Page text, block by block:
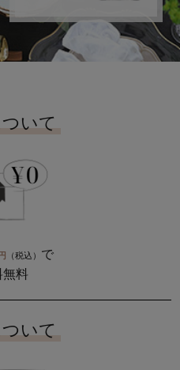
いて
円 （税込） で
無料
いて